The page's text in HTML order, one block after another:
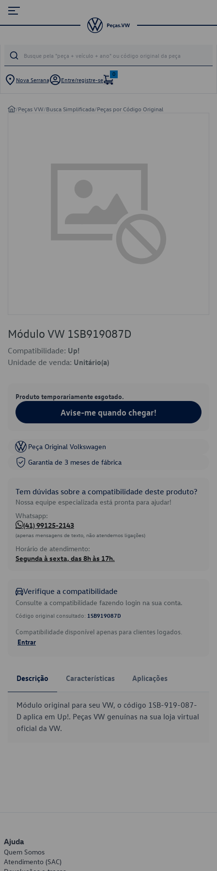
Nova Serrana Entre/registre-se
0
/Peças VW/Busca Simplificada/Peças por Código Original
Módulo VW 1SB919087D
Compatibilidade: Up!
Unidade de venda: Unitário(a)
Produto temporariamente esgotado.
Avise-me quando chegar!
Peça Original Volkswagen
Garantia de 3 meses de fábrica
Tem dúvidas sobre a compatibilidade deste produto?
Nossa equipe especializada está pronta para ajudar!
Whatsapp:
(41) 99125-2143
(apenas mensagens de texto, não atendemos ligações)
Horário de atendimento:
Segunda à sexta, das 8h às 17h.
Verifique a compatibilidade
Consulte a compatibilidade fazendo login na sua conta.
Código original consultado: 1SB919087D
Compatibilidade disponível apenas para clientes logados.
Entrar
Descrição Características Aplicações
Módulo original para seu VW, o código 1SB-919-087-
D aplica em Up!. Peças VW genuínas na sua loja virtual
oficial da VW.
Ajuda
Quem Somos
Atendimento (SAC)